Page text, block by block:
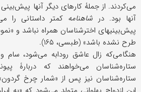
می‌کردند. از جملۀ کارهای دیگر آنها
آنها بود. در شاهنامه کمتر داستانی را
پیش‌بینیهای اخترشناسان همراه نباشد و
طرح نشده باشد» (طبسی، ۱۶۵).
هنگامی‌که زال عاشق رودابه می‌شود، سام
ستاره‌شناسان می‌خواهند که دربارۀ
ستاره‌شناسان نیز پس از «شمار چرخ